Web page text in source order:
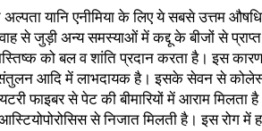
यानि एनीमिया के लिए ये सबसे उत्तम
से जुड़ी अन्य समस्याओं में कद्दू के बीजों से
को बल व शांति प्रदान करता है। इस
आदि में लाभदायक है। इसके सेवन से
फाइबर से पेट की बीमारियों में आराम मिलता
से निजात मिलती है। इस रोग में